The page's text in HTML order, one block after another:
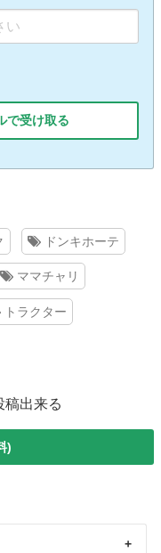
で受け取る
ドンキホーテ
ママチャリ
トラクター
稿出来る
)